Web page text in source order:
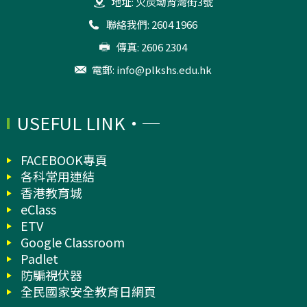
聯絡我們: 2604 1966
傳真: 2606 2304
電郵: info@plkshs.edu.hk
USEFUL LINK
FACEBOOK專頁
各科常用連結
香港教育城
eClass
ETV
Google Classroom
Padlet
防騙視伏器
全民國家安全教育日網頁